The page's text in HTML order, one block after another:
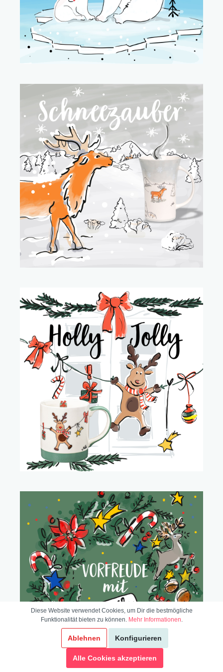
Diese Website verwendet Cookies, um Dir die bestmögliche
Funktionalität bieten zu können. Mehr Informationen.
Ablehnen Konfigurieren
Alle Cookies akzeptieren